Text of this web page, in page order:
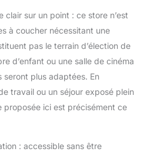
clair sur un point : ce store n’est
à coucher nécessitant une
pas le terrain d’élection de
d’enfant ou une salle de cinéma
seront plus adaptées. En
travail ou un séjour exposé plein
proposée ici est précisément ce
: accessible sans être